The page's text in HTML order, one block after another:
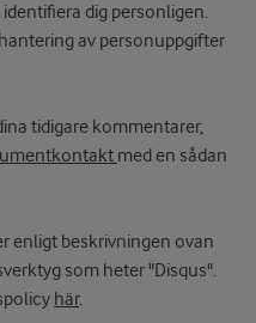
dig personligen.
av personuppgifter
tidigare kommentarer,
med en sådan
enligt beskrivningen ovan
som heter "Disqus".
här.